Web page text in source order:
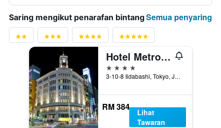
Saring mengikut penarafan bintangSemua penyaring
Hotel Metropolitan Edmont Tokyo
4 bintang
3-10-8 Iidabashi, Tokyo, Jepun
RM 384
Lihat
Tawaran